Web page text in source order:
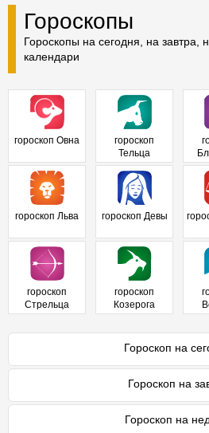
Гороскопы
Гороскопы на сегодня, на завтра,
календари
гороскоп Овна
гороскоп
Тельца
гороскоп Льва гороскоп Девы
гороскоп
Стрельца
гороскоп
Козерога
Гороскоп на
Гороскоп на
Гороскоп на